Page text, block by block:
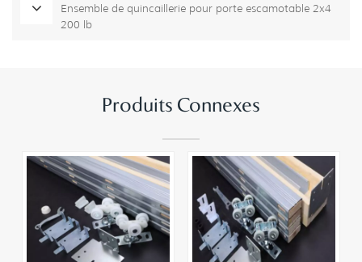
Ensemble de quincaillerie pour porte escamotable 2x4
200 lb
Produits Connexes